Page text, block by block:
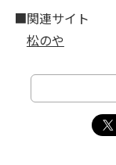
■関連サイト
松のや